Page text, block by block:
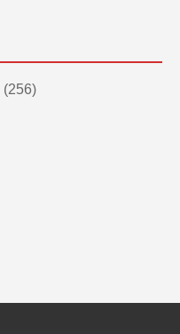
(256)